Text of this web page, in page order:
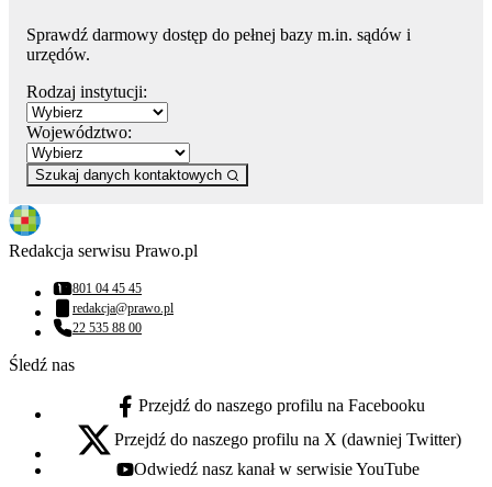
Sprawdź darmowy dostęp do pełnej bazy m.in. sądów i
urzędów.
Rodzaj instytucji:
Województwo:
Szukaj danych kontaktowych
Redakcja serwisu Prawo.pl
Numer telefonu:
801 04 45 45
Adres email:
redakcja@prawo.pl
Numer telefonu:
22 535 88 00
Śledź nas
facebook - otwiera się w nowej karcie
Przejdź do naszego profilu na Facebooku
x - otwiera się w nowej karcie
Przejdź do naszego profilu na X (dawniej Twitter)
youtube - otwiera się w nowej karcie
Odwiedź nasz kanał w serwisie YouTube